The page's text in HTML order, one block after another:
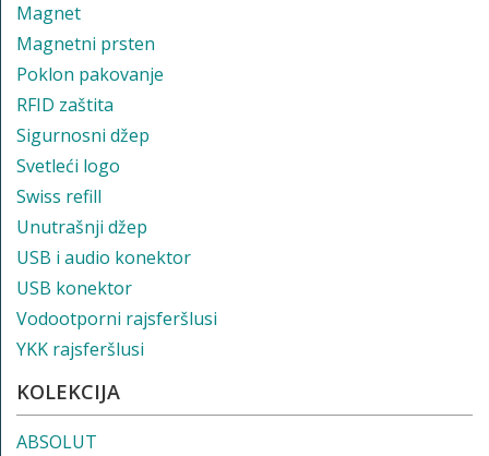
Magnet
Magnetni prsten
Poklon pakovanje
RFID zaštita
Sigurnosni džep
Svetleći logo
Swiss refill
Unutrašnji džep
USB i audio konektor
USB konektor
Vodootporni rajsferšlusi
YKK rajsferšlusi
KOLEKCIJA
ABSOLUT